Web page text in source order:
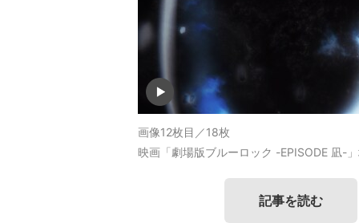
画像12枚目／18枚
映画「劇場版ブルーロック -EPISODE 凪-
記事を読む